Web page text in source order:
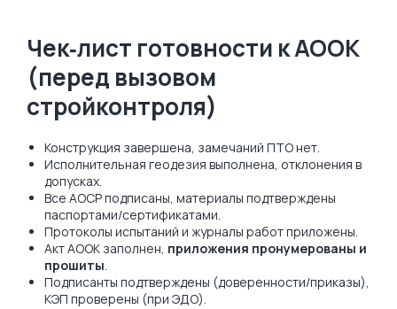
Чек‑лист готовности к АООК
(перед вызовом
стройконтроля)
Конструкция завершена, замечаний ПТО нет.
Исполнительная геодезия выполнена, отклонения в
допусках.
Все АОСР подписаны, материалы подтверждены
паспортами/сертификатами.
Протоколы испытаний и журналы работ приложены.
Акт АООК заполнен, приложения пронумерованы и
прошиты.
Подписанты подтверждены (доверенности/приказы),
КЭП проверены (при ЭДО).